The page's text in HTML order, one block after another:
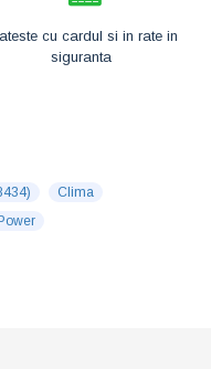
cu cardul si in rate in
siguranta
Clima